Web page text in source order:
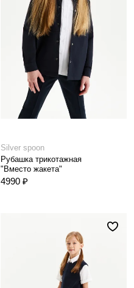
Silver spoon
Рубашка трикотажная
"Вместо жакета"
4990 ₽